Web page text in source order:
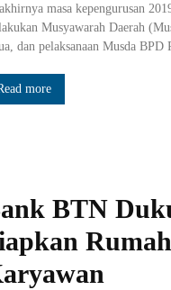
masa kepengurusan
Musyawarah Daerah
dan pelaksanaan Musda
more
BTN